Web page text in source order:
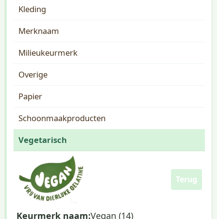
Kleding
Merknaam
Milieukeurmerk
Overige
Papier
Schoonmaakproducten
Vegetarisch
Terug
Keurmerk naam:Vegan (14)